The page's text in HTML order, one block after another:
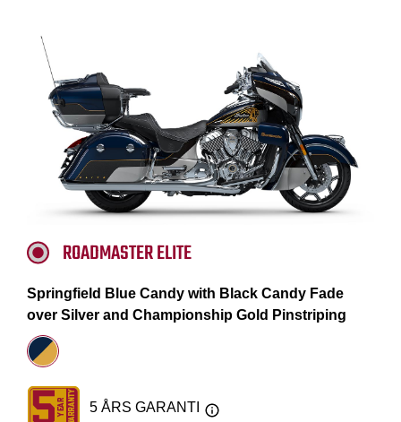
ROADMASTER ELITE
Springfield Blue Candy with Black Candy Fade
over Silver and Championship Gold Pinstriping
5 ÅRS GARANTI